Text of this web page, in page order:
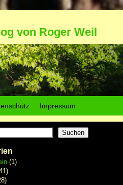
von Roger Weil
Impressum
Suchen
(1)